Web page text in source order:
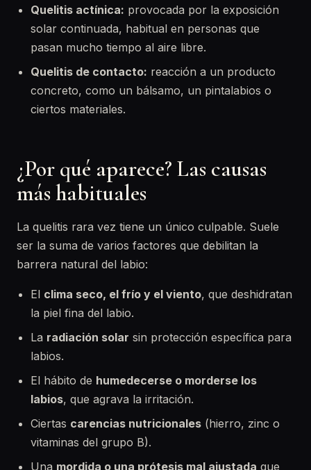
Quelitis actínica: provocada por la exposición
solar continuada, habitual en personas que
pasan mucho tiempo al aire libre.
Quelitis de contacto: reacción a un producto
concreto, como un bálsamo, un pintalabios o
ciertos materiales.
¿Por qué aparece? Las causas
más habituales
La quelitis rara vez tiene un único culpable. Suele
ser la suma de varios factores que debilitan la
barrera natural del labio:
El clima seco, el frío y el viento, que deshidratan
la piel fina del labio.
La radiación solar sin protección específica para
labios.
El hábito de humedecerse o morderse los
labios, que agrava la irritación.
Ciertas carencias nutricionales (hierro, zinc o
vitaminas del grupo B).
Una mordida o una prótesis mal ajustada que